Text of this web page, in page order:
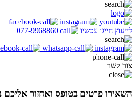
לייעוץ חייגו עכשיו 077-9968860
צור קשר
השאירו פרטים בטופס ואחזור